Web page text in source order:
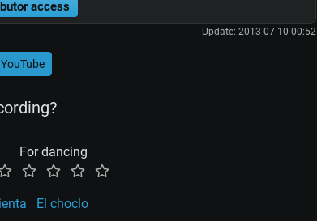
access
Update: 2013-07-10 00:52
For dancing
El choclo